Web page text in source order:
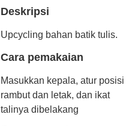
Deskripsi
Upcycling bahan batik tulis.
Cara pemakaian
Masukkan kepala, atur posisi
rambut dan letak, dan ikat
talinya dibelakang